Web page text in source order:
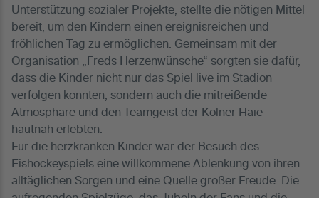
Unterstützung sozialer Projekte, stellte die nötigen Mittel
bereit, um den Kindern einen ereignisreichen und
fröhlichen Tag zu ermöglichen. Gemeinsam mit der
Organisation „Freds Herzenwünsche“ sorgten sie dafür,
dass die Kinder nicht nur das Spiel live im Stadion
verfolgen konnten, sondern auch die mitreißende
Atmosphäre und den Teamgeist der Kölner Haie
hautnah erlebten.
Für die herzkranken Kinder war der Besuch des
Eishockeyspiels eine willkommene Ablenkung von ihren
alltäglichen Sorgen und eine Quelle großer Freude. Die